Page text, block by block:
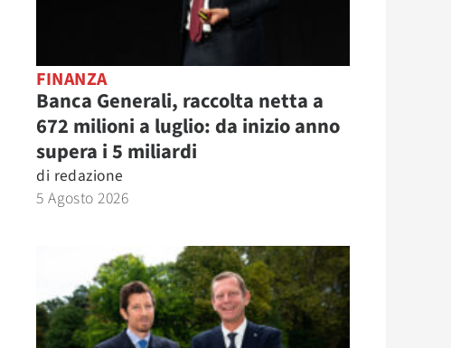
FINANZA
Banca Generali, raccolta netta a
672 milioni a luglio: da inizio anno
supera i 5 miliardi
di redazione
5 Agosto 2026